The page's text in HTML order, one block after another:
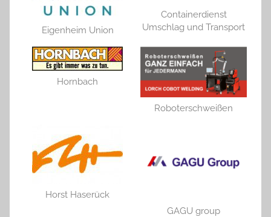
Eigenheim Union
Containerdienst
Umschlag und Transport
Hornbach
Roboterschweißen
Horst Haserück
GAGU group